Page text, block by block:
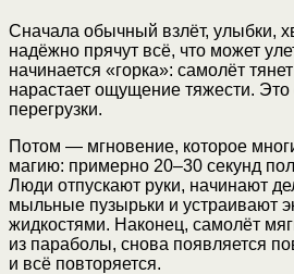
Сначала обычный взлёт, улыбки,
надёжно прячут всё, что может
начинается «горка»: самолёт
нарастает ощущение тяжести.
перегрузки.
Потом — мгновение, которое
магию: примерно 20–30 секунд
Люди отпускают руки, начинают
мыльные пузырьки и устраивают
жидкостями. Наконец, самолёт
из параболы, снова появляется
и всё повторяется.